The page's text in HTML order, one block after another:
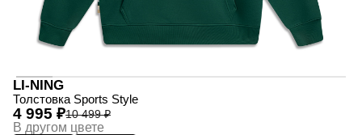
LI-NING
Толстовка Sports Style
10 499 ₽
4 995 ₽
В другом цвете